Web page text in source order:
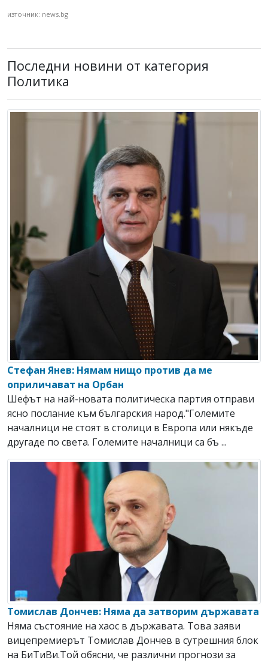
източник: news.bg
Последни новини от категория
Политика
Стефан Янев: Нямам нищо против да ме
оприличават на Орбан
Шефът на най-новата политическа партия отправи
ясно послание към българския народ."Големите
началници не стоят в столици в Европа или някъде
другаде по света. Големите началници са бъ ...
Томислав Дончев: Няма да затворим държавата
Няма състояние на хаос в държавата. Toва заяви
вицепремиерът Томислав Дончев в сутрешния блок
на БиТиВи.Той обясни, че различни прогнози за